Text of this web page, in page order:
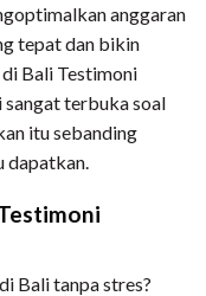
anggaran
tepat dan bikin
di Bali Testimoni
sangat terbuka soal
itu sebanding
dapatkan.
Bali tanpa stres?